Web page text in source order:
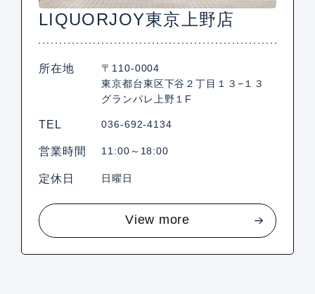
LIQUORJOY東京上野店
所在地
〒110-0004
東京都台東区下谷２丁目１３−１３
グランパレ上野１F
TEL 036-692-4134
営業時間 11:00～18:00
定休日 日曜日
View more